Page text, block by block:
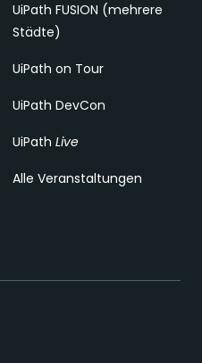
UiPath FUSION (mehrere
Städte)
UiPath on Tour
UiPath DevCon
UiPath Live
Alle Veranstaltungen